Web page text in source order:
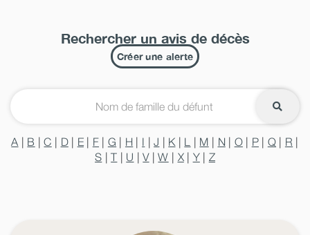
Rechercher un avis de décès
Créer une alerte
A | B |C | D| E| F | G | H | I |J | K | L | M | N| O| P| Q | R |
S |T | U |V|W | X| Y| Z